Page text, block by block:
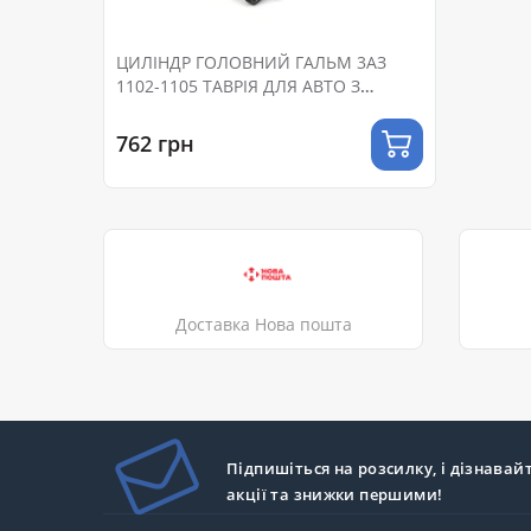
ЦИЛІНДР ГОЛОВНИЙ ГАЛЬМ 3АЗ
1102-1105 ТАВРІЯ ДЛЯ АВТО З
ГАЛЬМ
762 грн
Доставка Нова пошта
Підпишіться на розсилку, і
акції та знижки першими!